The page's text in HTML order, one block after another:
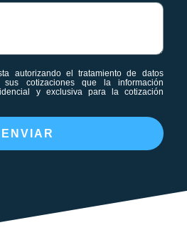
autorizando el tratamiento de datos
sus cotizaciones que la información
y exclusiva para la cotización
ENVIAR